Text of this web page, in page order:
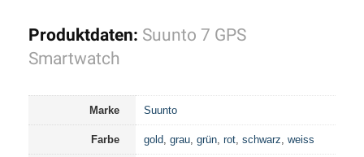
Produktdaten: Suunto 7 GPS
Smartwatch
Marke Suunto
Farbe gold, grau, grün, rot, schwarz, weiss